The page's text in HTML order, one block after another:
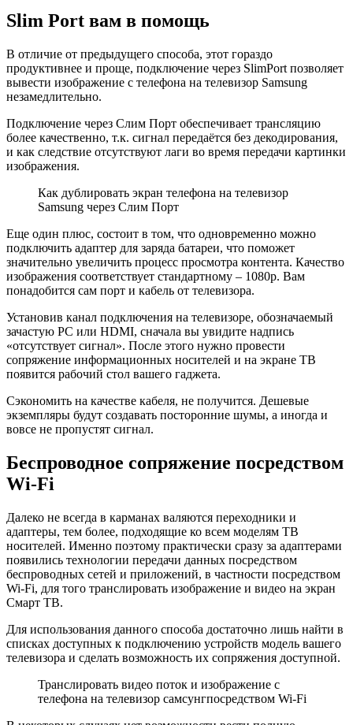
Slim Port вам в помощь
В отличие от предыдущего способа, этот гораздо
продуктивнее и проще, подключение через SlimPort позволяет
вывести изображение с телефона на телевизор Samsung
незамедлительно.
Подключение через Слим Порт обеспечивает трансляцию
более качественно, т.к. сигнал передаётся без декодирования,
и как следствие отсутствуют лаги во время передачи картинки
изображения.
Как дублировать экран телефона на телевизор
Samsung через Слим Порт
Еще один плюс, состоит в том, что одновременно можно
подключить адаптер для заряда батареи, что поможет
значительно увеличить процесс просмотра контента. Качество
изображения соответствует стандартному – 1080р. Вам
понадобится сам порт и кабель от телевизора.
Установив канал подключения на телевизоре, обозначаемый
зачастую РС или HDMI, сначала вы увидите надпись
«отсутствует сигнал». После этого нужно провести
сопряжение информационных носителей и на экране ТВ
появится рабочий стол вашего гаджета.
Сэкономить на качестве кабеля, не получится. Дешевые
экземпляры будут создавать посторонние шумы, а иногда и
вовсе не пропустят сигнал.
Беспроводное сопряжение посредством
Wi-Fi
Далеко не всегда в карманах валяются переходники и
адаптеры, тем более, подходящие ко всем моделям ТВ
носителей. Именно поэтому практически сразу за адаптерами
появились технологии передачи данных посредством
беспроводных сетей и приложений, в частности посредством
Wi-Fi, для того транслировать изображение и видео на экран
Смарт ТВ.
Для использования данного способа достаточно лишь найти в
списках доступных к подключению устройств модель вашего
телевизора и сделать возможность их сопряжения доступной.
Транслировать видео поток и изображение с
телефона на телевизор самсунгпосредством Wi-Fi